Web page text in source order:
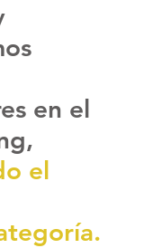
en el
g,
el